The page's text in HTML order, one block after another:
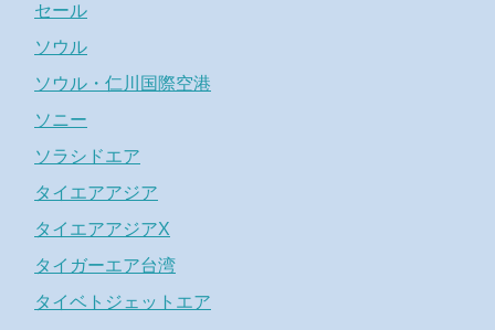
セール
ソウル
ソウル・仁川国際空港
ソニー
ソラシドエア
タイエアアジア
タイエアアジアX
タイガーエア台湾
タイベトジェットエア